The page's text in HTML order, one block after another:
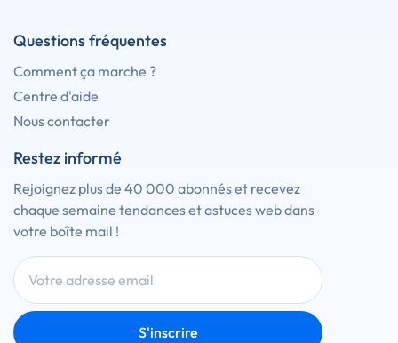
Questions fréquentes
Comment ça marche ?
Centre d'aide
Nous contacter
Restez informé
Rejoignez plus de 40 000 abonnés et recevez
chaque semaine tendances et astuces web dans
votre boîte mail !
S'inscrire